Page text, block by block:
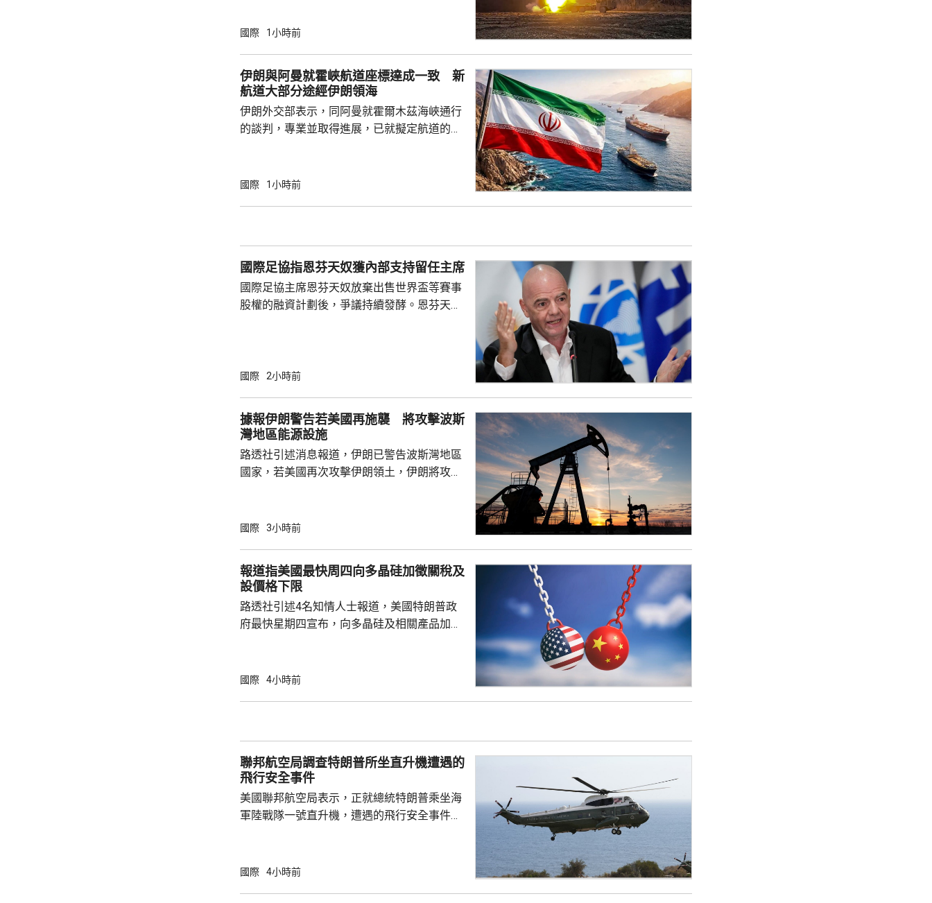
道，俄軍計劃在西部沃羅涅日州，部署一支規
24飛彈，俄朝雙方下月將召開高級別會談，確
定具體部署方案和提供的導彈總數。消息人士
透露，華府已知悉相關...
國際 1小時前
伊朗與阿曼就霍峽航道座標達成一致 新
航道大部分途經伊朗領海
伊朗外交部表示，同阿曼就霍爾木茲海峽通行
的談判，專業並取得進展，已就擬定航道的地
巴加埃又指，伊朗同阿曼達成的任何協議，並
性及威脅性行動。 霍峽新航道大部分會途經伊
朗領海 伊朗副外長加里巴巴迪表示，...
國際 1小時前
國際足協指恩芬天奴獲內部支持留任主席
國際足協主席恩芬天奴放棄出售世界盃等賽事
股權的融資計劃後，爭議持續發酵。恩芬天奴
對恩芬天奴的「全力支持」，提及出售賽事股
方式處理，已致函國際足協理事會和各個成員
協會道歉，並承諾會確保類似事件不再發生。
歐洲聯賽聯盟促國際足協進行管治改...
國際 2小時前
據報伊朗警告若美國再施襲 將攻擊波斯
灣地區能源設施
路透社引述消息報道，伊朗已警告波斯灣地區
國家，若美國再次攻擊伊朗領土，伊朗將攻擊
擊伊朗的能源網絡與基礎設施後，伊朗透過密
拉伯、土耳其、卡塔爾外長，以及巴基斯坦陸
軍參謀長交談。據報阿拉格齊呼籲美國的波斯
灣盟友，運用他們對特朗普的影響力，勸...
國際 3小時前
報道指美國最快周四向多晶硅加徵關稅及
設價格下限
路透社引述4名知情人士報道，美國特朗普政
府最快星期四宣布，向多晶硅及相關產品加徵
太陽能板和半導體的關鍵原材料，華府的行動
國際 4小時前
聯邦航空局調查特朗普所坐直升機遭遇的
飛行安全事件
美國聯邦航空局表示，正就總統特朗普乘坐海
軍陸戰隊一號直升機，遭遇的飛行安全事件進
空軍一號專機前往洛杉磯。根據飛行安全規
國際 4小時前